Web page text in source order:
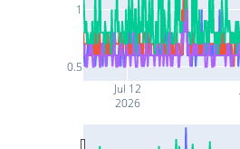
Jul 12
2026
0.5
1